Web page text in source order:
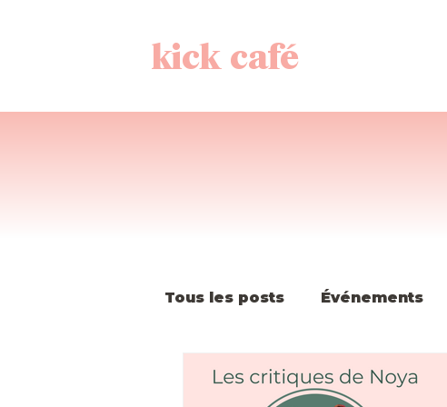
kick café
Tous les posts Événements
Histoire de la K-Pop K-POP